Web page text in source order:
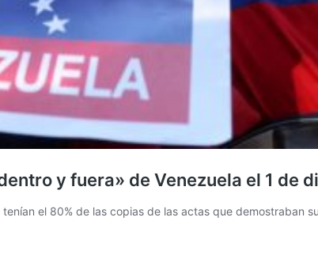
y fuera» de Venezuela el 1 de
el 80% de las copias de las actas que demostraban